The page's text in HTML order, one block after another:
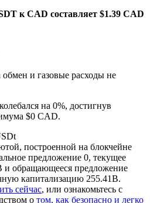
форекс, драгоценные металлы и
USDC в качестве
к CAD составляет $1.39 CAD
и газовые расходы не
на 0%, достигнув
$0 CAD.
построенной на блокчейне
предложение 0, текущее
и обращающееся предложение
капитализацию 255.41B.
сейчас, или ознакомьтесь с
о том, как безопасно и легко